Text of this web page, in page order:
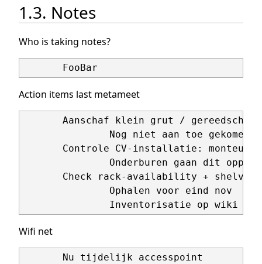
1.3. Notes
Who is taking notes?
Action items last metameet
       Aanschaf klein grut / gereedschap
               Nog niet aan toe gekomen
Controle CV-installatie: monteur
Onderburen gaan dit
Check rack-availability + shelves
               Ophalen voor eind nov
Wifi net
       Nu tijdelijk accesspoint